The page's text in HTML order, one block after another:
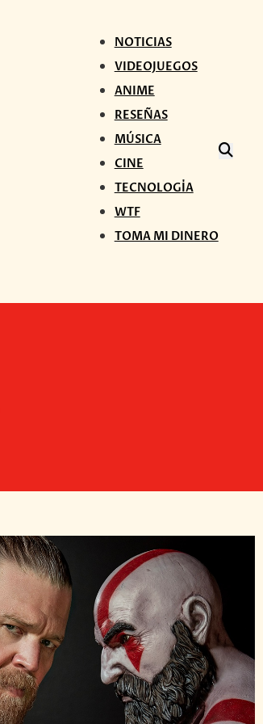
NOTICIAS
VIDEOJUEGOS
ANIME
RESEÑAS
MÚSICA
CINE
TECNOLOGÍA
WTF
TOMA MI DINERO